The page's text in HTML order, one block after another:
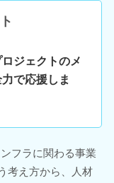
ジェクトのメ
で応援しま
フラに関わる事業
考え方から、人材